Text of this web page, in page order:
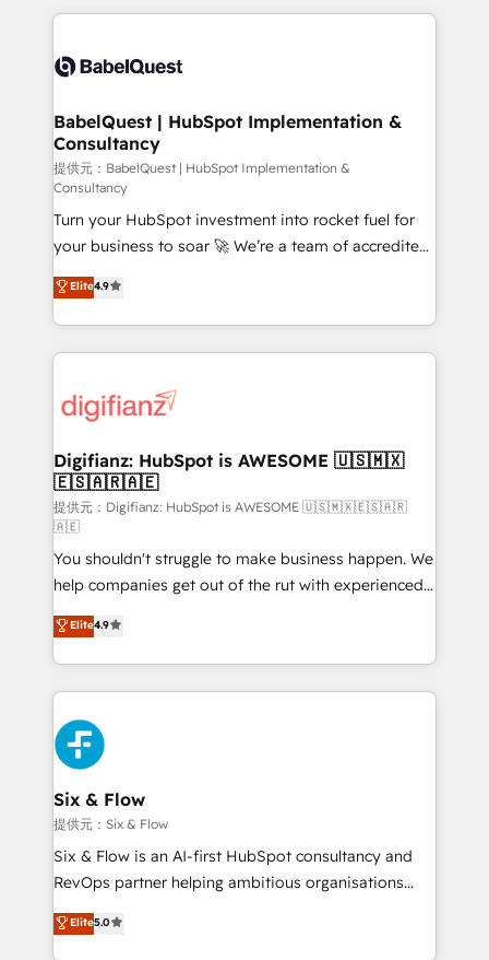
scalable retainers. Let’s make HubSpot your most
powerful growth engine. Built to convert, scale, and
training • CRM migration from Salesforce, Pipedrive,
custom API integrations with ERP (and other
operations A little about us: • Boutique 'Elite' team of
12 • 150+ clients across Sales Hub, Marketing Hub,
Service Hub, Data Hub and CMS • ISO/IEC
27001:2022, ISO 9001:2015, and ISO 42001:2023
certified - the AI management standard • GuardHub:
our AI governance framework, built on ISO 42001
Ready for the next step? Click the 👈 '𝗖𝗼𝗻𝘁𝗮𝗰𝘁
𝗯𝘂𝘀𝗶𝗻𝗲𝘀𝘀' button to get in touch (𝘸𝘦'𝘳𝘦 𝘴𝘶𝘱𝘦𝘳
𝘳𝘦𝘴𝘱𝘰𝘯𝘴𝘪𝘷𝘦)
BabelQuest | HubSpot Implementation &
Consultancy
提供元：BabelQuest | HubSpot Implementation &
Consultancy
Turn your HubSpot investment into rocket fuel for
your business to soar 🚀 We’re a team of accredited
HubSpot experts ready to help you. We can
implement the platform into complex business
environments, optimise what you've got and make
sure you can actually use it, build your website in
for you and execute it on HubSpot. We are on the
framework, meaning we've been accredited by
HubSpot and vetted by the CCS, which means we
can support public sector companies as well the
other ones listed in our profile. Our services: -
HubSpot implementation - HubSpot CMS website
build We can do lots of things. But everything we do
is there for you to: - Grow revenue, and run your
business more efficiently - Build stronger
relationships with customers - Make better
decisions with data - Find a new voice and reach
more people - Get the most out of your HubSpot
investment
Elite4.9
Digifianz: HubSpot is AWESOME 🇺🇸🇲🇽
🇪🇸🇦🇷🇦🇪
提供元：Digifianz: HubSpot is AWESOME 🇺🇸🇲🇽🇪🇸🇦🇷
🇦🇪
You shouldn't struggle to make business happen. We
help companies get out of the rut with experienced,
process-oriented teams implementing HubSpot
Marketing, Sales, Service, CMS and Operations Hub,
so selling and actually engaging with your customers
feels easy and pain-free. We are a top ranked
HubSpot Elite Partner, winner of Rookie of the Year
and Customer First Awards, 4.9/5 rating in HubSpot
Reviews and 4.9/5 rating in Clutch Reviews. Digifianz
helps the following industries: logistics & 3PL, home
improvement & construction, branding and
commercialization, real estate, health, education,
SaaS, Software Dev & IT and consulting, make the
the United States, EU, UAE, Mexico and Latin
America. From casual user to super fan: make
Elite4.9
Six & Flow
提供元：Six & Flow
Six & Flow is an AI-first HubSpot consultancy and
RevOps partner helping ambitious organisations
grow with clarity, confidence, and intelligence.
Operating across the UK, Netherlands, Ireland, and
Elite5.0